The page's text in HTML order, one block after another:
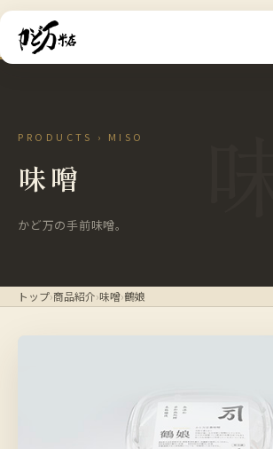
PRODUCTS › MISO
味噌
かど万の手前味噌。
トップ›商品紹介›味噌›鶴娘